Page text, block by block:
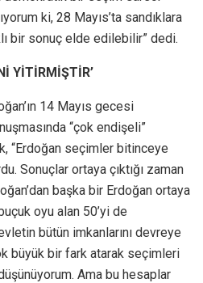
ki, 28 Mayıs’ta sandıklara
bir sonuç elde edilebilir” dedi.
YİTİRMİŞTİR’
14 Mayıs gecesi
“çok endişeli”
“Erdoğan seçimler bitinceye
Sonuçlar ortaya çıktığı zaman
başka bir Erdoğan ortaya
oyu alan 50’yi de
bütün imkanlarını devreye
büyük bir fark atarak seçimleri
Ama bu hesaplar